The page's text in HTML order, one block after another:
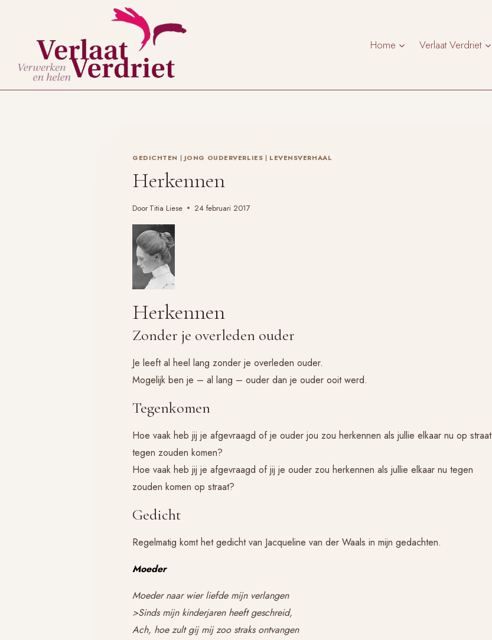
Home Verlaat Verdriet
GEDICHTEN |JONG OUDERVERLIES | LEVENSVERHAAL
Herkennen
Door Titia Liese 24 februari 2017
Herkennen
Zonder je overleden ouder
Je leeft al heel lang zonder je overleden ouder.
Mogelijk ben je – al lang – ouder dan je ouder ooit werd.
Tegenkomen
Hoe vaak heb jij je afgevraagd of je ouder jou zou herkennen als jullie elkaar nu op straat
tegen zouden komen?
Hoe vaak heb jij je afgevraagd of jij je ouder zou herkennen als jullie elkaar nu tegen
zouden komen op straat?
Gedicht
Regelmatig komt het gedicht van Jacqueline van der Waals in mijn gedachten.
Moeder
Moeder naar wier liefde mijn verlangen
>Sinds mijn kinderjaren heeft geschreid,
Ach, hoe zult gij mij zoo straks ontvangen